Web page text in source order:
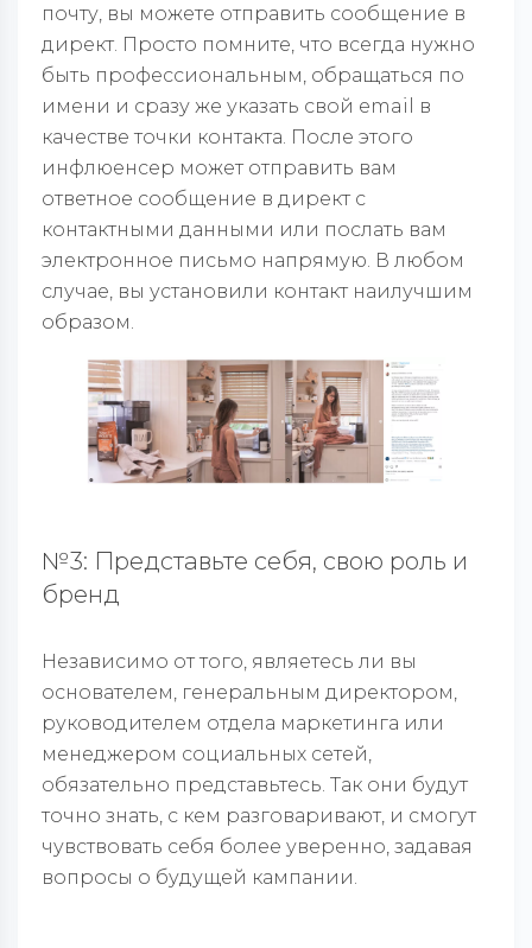
почту, вы можете отправить сообщение в
директ. Просто помните, что всегда нужно
быть профессиональным, обращаться по
имени и сразу же указать свой email в
качестве точки контакта. После этого
инфлюенсер может отправить вам
ответное сообщение в директ с
контактными данными или послать вам
электронное письмо напрямую. В любом
случае, вы установили контакт наилучшим
образом.
№3: Представьте себя, свою роль и
бренд
Независимо от того, являетесь ли вы
основателем, генеральным директором,
руководителем отдела маркетинга или
менеджером социальных сетей,
обязательно представьтесь. Так они будут
точно знать, с кем разговаривают, и смогут
чувствовать себя более уверенно, задавая
вопросы о будущей кампании.